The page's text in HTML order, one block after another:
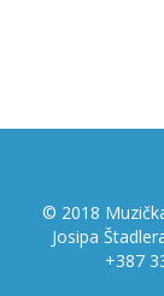
© 2018
Josipa
+387